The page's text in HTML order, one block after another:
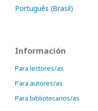
Português (Brasil)
Información
Para lectores/as
Para autores/as
Para bibliotecarios/as